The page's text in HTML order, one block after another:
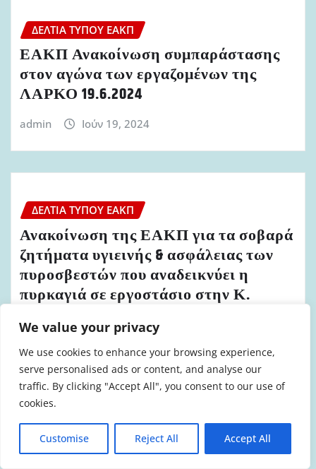
We value your privacy
We use cookies to enhance your browsing experience,
serve personalised ads or content, and analyse our
traffic. By clicking "Accept All", you consent to our use of
cookies.
Customise Reject All Accept All
ΔΕΛΤΊΑ ΤΎΠΟΥ ΕΑΚΠ
ΕΑΚΠ Ανακοίνωση συμπαράστασης
στον αγώνα των εργαζομένων της
ΛΑΡΚΟ 19.6.2024
admin Ιούν 19, 2024
ΔΕΛΤΊΑ ΤΎΠΟΥ ΕΑΚΠ
Ανακοίνωση της ΕΑΚΠ για τα σοβαρά
ζητήματα υγιεινής & ασφάλειας των
πυροσβεστών που αναδεικνύει η
πυρκαγιά σε εργοστάσιο στην Κ.
Ανακοίνωση ΕΑΚΠ για τα